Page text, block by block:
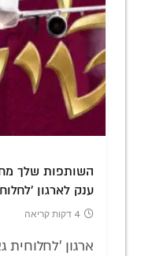
השותפות שלך
ענק לארגון
4 דקות קריאה
ארגון